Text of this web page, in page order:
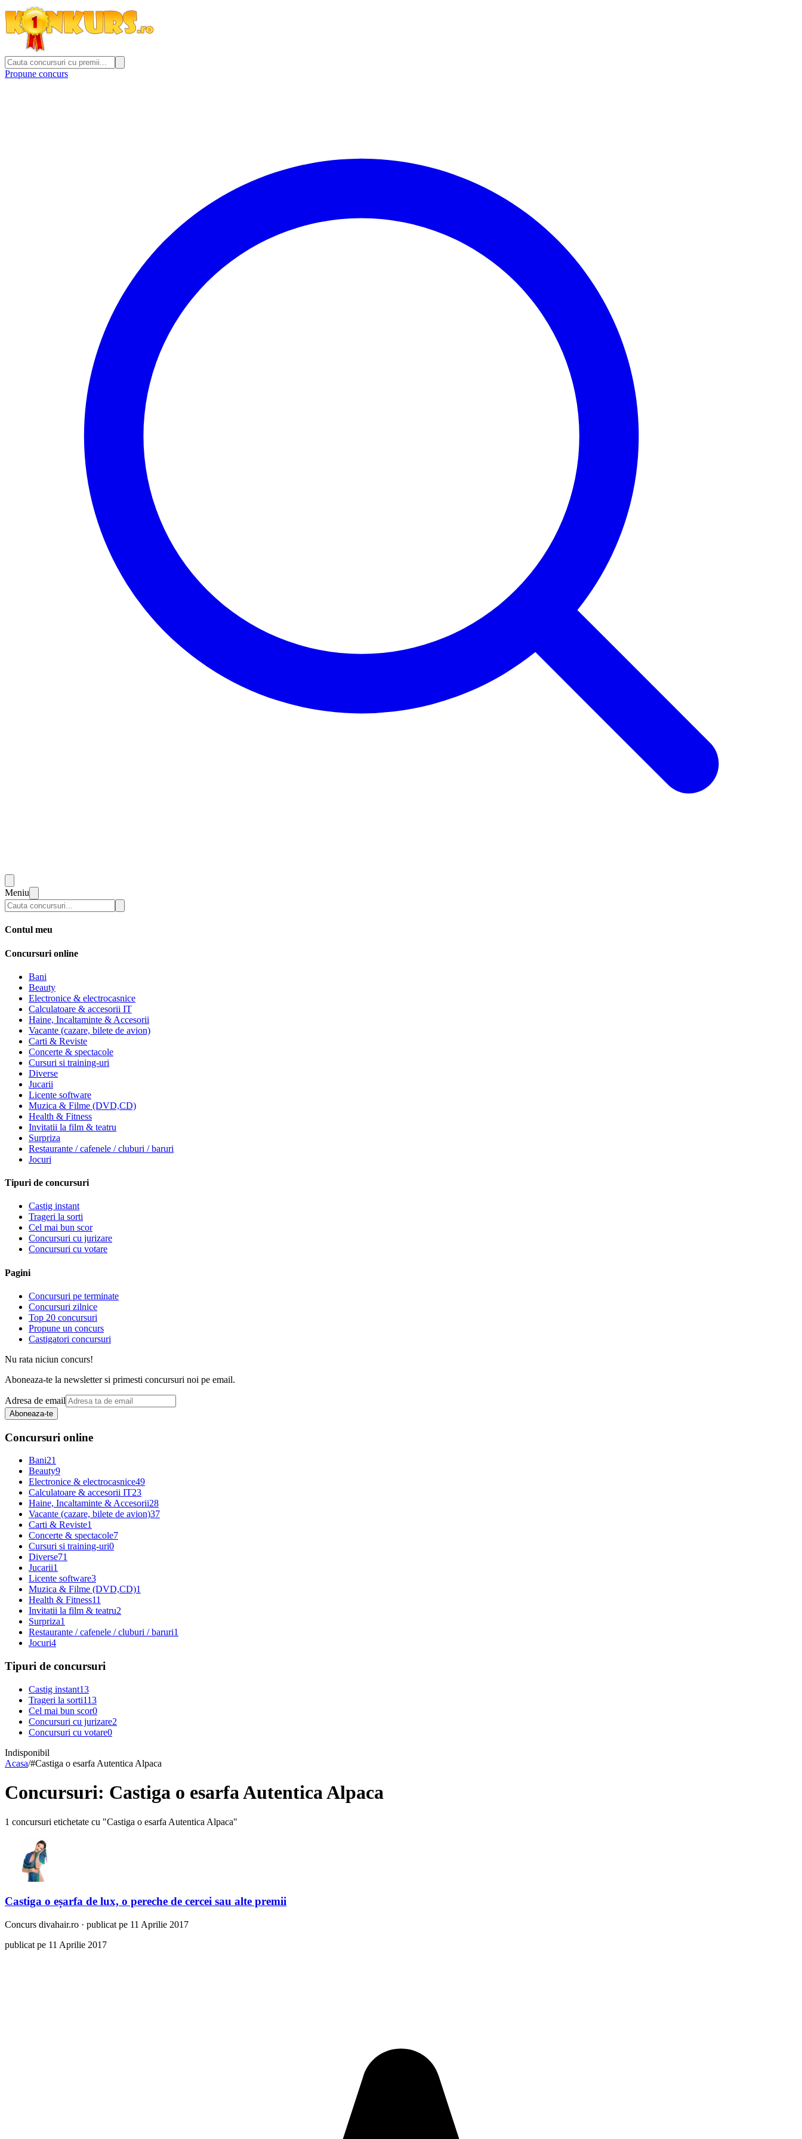
Propune concurs
Meniu
Contul meu
Concursuri online
Bani
Beauty
Electronice & electrocasnice
Calculatoare & accesorii IT
Haine, Incaltaminte & Accesorii
Vacante (cazare, bilete de avion)
Carti & Reviste
Concerte & spectacole
Cursuri si training-uri
Diverse
Jucarii
Licente software
Muzica & Filme (DVD,CD)
Health & Fitness
Invitatii la film & teatru
Surpriza
Restaurante / cafenele / cluburi / baruri
Jocuri
Tipuri de concursuri
Castig instant
Trageri la sorti
Cel mai bun scor
Concursuri cu jurizare
Concursuri cu votare
Pagini
Concursuri pe terminate
Concursuri zilnice
Top 20 concursuri
Propune un concurs
Castigatori concursuri
Nu rata niciun concurs!
Aboneaza-te la newsletter si primesti concursuri noi pe email.
Adresa de email
Aboneaza-te
Concursuri online
Bani21
Beauty9
Electronice & electrocasnice49
Calculatoare & accesorii IT23
Haine, Incaltaminte & Accesorii28
Vacante (cazare, bilete de avion)37
Carti & Reviste1
Concerte & spectacole7
Cursuri si training-uri0
Diverse71
Jucarii1
Licente software3
Muzica & Filme (DVD,CD)1
Health & Fitness11
Invitatii la film & teatru2
Surpriza1
Restaurante / cafenele / cluburi / baruri1
Jocuri4
Tipuri de concursuri
Castig instant13
Trageri la sorti113
Cel mai bun scor0
Concursuri cu jurizare2
Concursuri cu votare0
Indisponibil
Acasa/#Castiga o esarfa Autentica Alpaca
Concursuri: Castiga o esarfa Autentica Alpaca
1 concursuri etichetate cu "Castiga o esarfa Autentica Alpaca"
Castiga o eșarfa de lux, o pereche de cercei sau alte premii
Concurs divahair.ro · publicat pe 11 Aprilie 2017
publicat pe 11 Aprilie 2017